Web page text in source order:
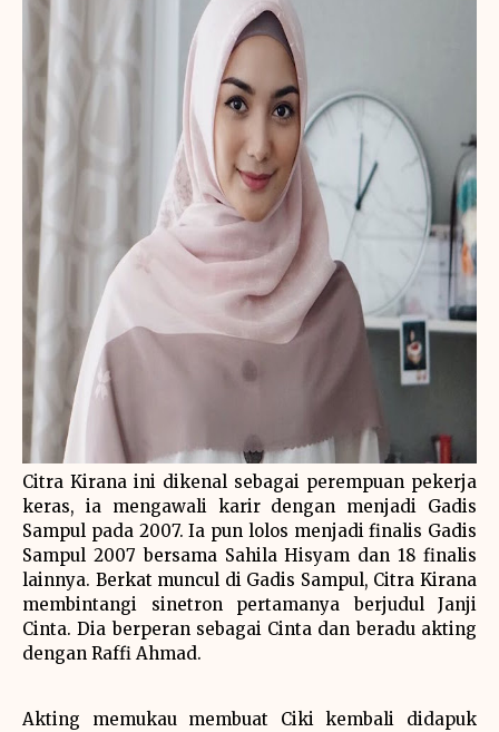
Citra Kirana ini dikenal sebagai perempuan pekerja
keras, ia mengawali karir dengan menjadi Gadis
Sampul pada 2007. Ia pun lolos menjadi finalis Gadis
Sampul 2007 bersama Sahila Hisyam dan 18 finalis
lainnya. Berkat muncul di Gadis Sampul, Citra Kirana
membintangi sinetron pertamanya berjudul Janji
Cinta. Dia berperan sebagai Cinta dan beradu akting
dengan Raffi Ahmad.
Akting memukau membuat Ciki kembali didapuk